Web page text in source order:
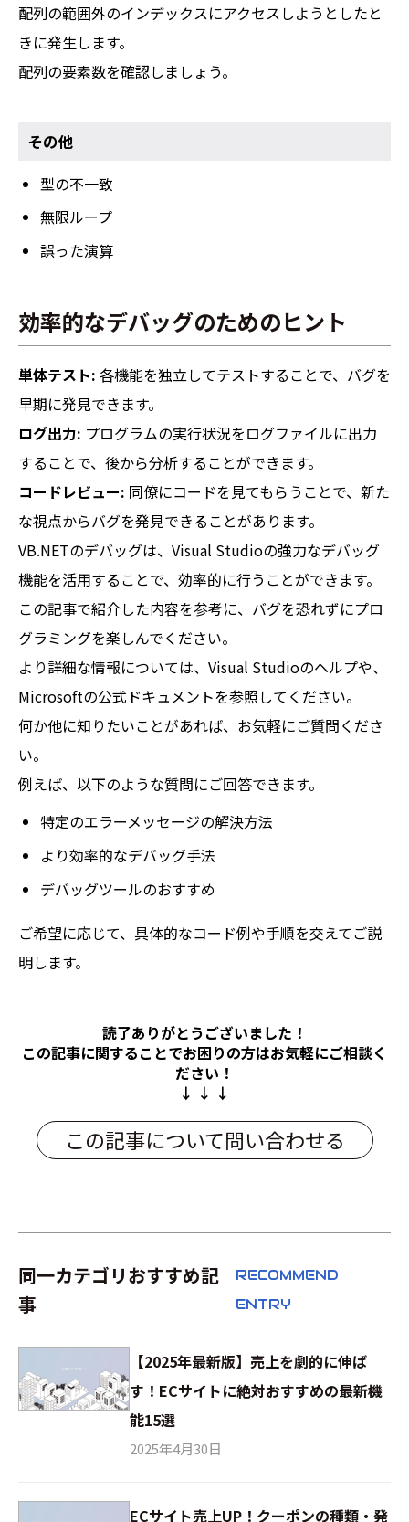
配列の範囲外のインデックスにアクセスしようとしたと
きに発生します。
配列の要素数を確認しましょう。
その他
型の不一致
無限ループ
誤った演算
効率的なデバッグのためのヒント
単体テスト: 各機能を独立してテストすることで、バグを
早期に発見できます。
ログ出力: プログラムの実行状況をログファイルに出力
することで、後から分析することができます。
コードレビュー: 同僚にコードを見てもらうことで、新た
な視点からバグを発見できることがあります。
VB.NETのデバッグは、Visual Studioの強力なデバッグ
機能を活用することで、効率的に行うことができます。
この記事で紹介した内容を参考に、バグを恐れずにプロ
グラミングを楽しんでください。
より詳細な情報については、 Visual Studioのヘルプや、
Microsoftの公式ドキュメントを参照してください。
何か他に知りたいことがあれば、お気軽にご質問くださ
い。
例えば、以下のような質問にご回答できます。
特定のエラーメッセージの解決方法
より効率的なデバッグ手法
デバッグツールのおすすめ
ご希望に応じて、具体的なコード例や手順を交えてご説
明します。
読了ありがとうございました！
この記事に関することでお困りの方はお気軽にご相談く
ださい！
↓ ↓ ↓
この記事について問い合わせる
同一カテゴリおすすめ記
事
RECOMMEND
ENTRY
【2025年最新版】売上を劇的に伸ば
す！ECサイトに絶対おすすめの最新機
能15選
2025年4月30日
ECサイト売上UP！クーポンの種類・発